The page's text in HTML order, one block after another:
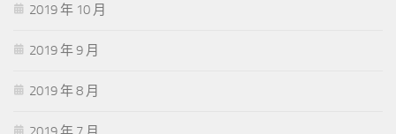
2019 年 10 月
2019 年 9 月
2019 年 8 月